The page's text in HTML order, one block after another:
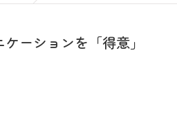
ーションを「得意」